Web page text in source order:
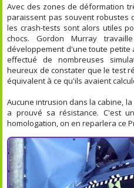
Avec des zones de déformation
paraissent pas souvent robustes
les crash-tests sont alors utiles
chocs. Gordon Murray
développement d'une toute petite
effectué de nombreuses
heureux de constater que le test
équivalent à ce qu'ils avaient
Aucune intrusion dans la cabine,
a prouvé sa résistance. C'est
homologation, on en reparlera ce